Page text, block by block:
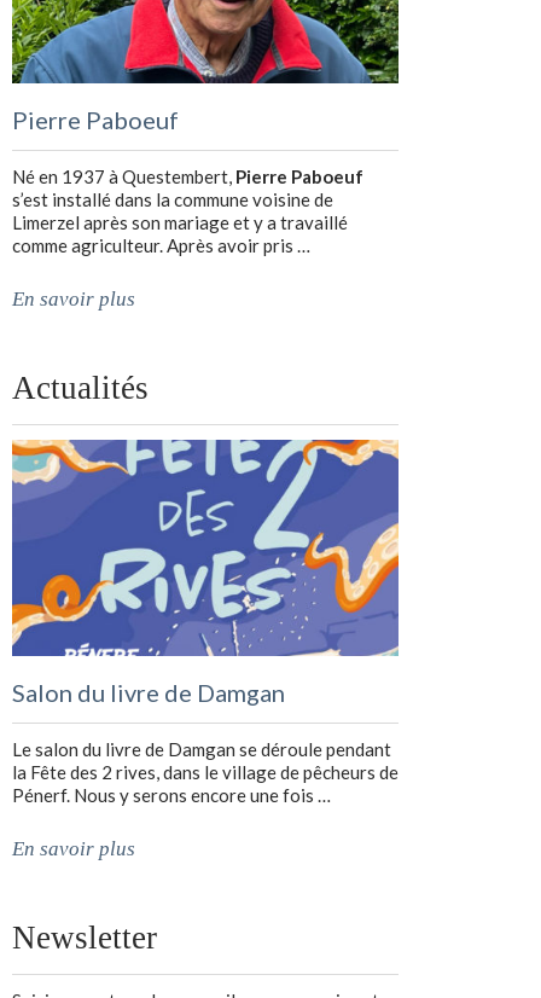
Pierre Paboeuf
Né en 1937 à Questembert, Pierre Paboeuf
s’est installé dans la commune voisine de
Limerzel après son mariage et y a travaillé
comme agriculteur. Après avoir pris …
En savoir plus
Actualités
Salon du livre de Damgan
Le salon du livre de Damgan se déroule pendant
la Fête des 2 rives, dans le village de pêcheurs de
Pénerf. Nous y serons encore une fois …
En savoir plus
Newsletter